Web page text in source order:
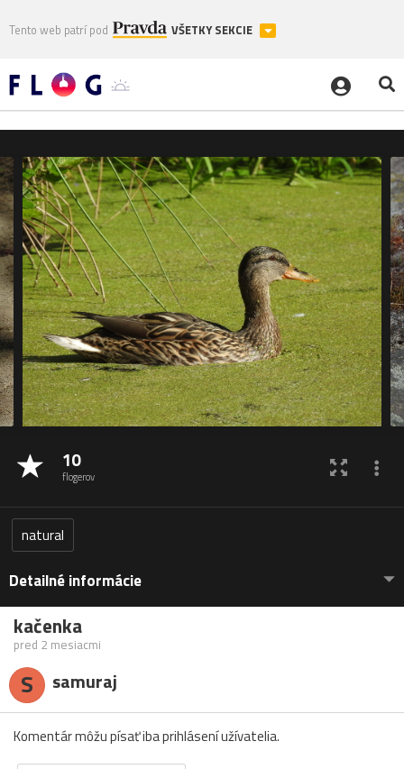
Tento web patrí pod VŠETKY SEKCIE
10
flogerov
natural
Detailné informácie
kačenka
pred 2 mesiacmi
S samuraj
Komentár môžu písať iba prihlásení užívatelia.